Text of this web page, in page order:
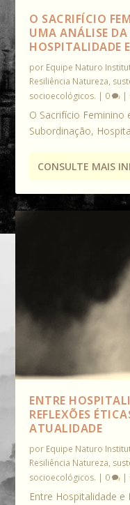
O SACRIFÍCIO
UMA ANÁLISE
HOSPITALIDADE
por Equipe Naturo
Resiliência Natureza,
socioecológicos.
0 |
O Sacrifício Feminino
Subordinação,
CONSULTE MAIS
ENTRE
REFLEXÕES
ATUALIDADE
por Equipe Naturo
Resiliência Natureza,
socioecológicos. | 0 |
Entre Hospitalidade e